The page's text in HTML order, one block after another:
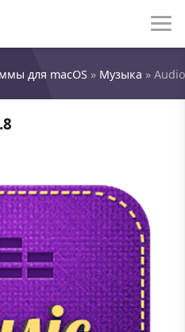
для macOS » Музыка »